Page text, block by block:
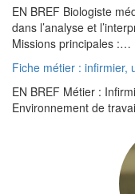
EN BREF Biologiste
dans l’analyse et
Missions principales :…
Fiche métier : infirmier,
EN BREF Métier :
Environnement de